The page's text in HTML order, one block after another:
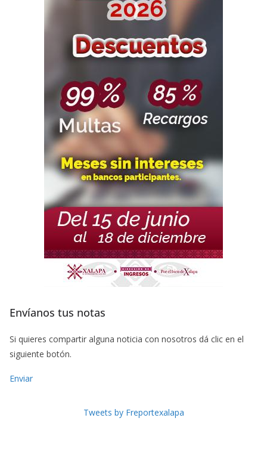
Envíanos tus notas
Si quieres compartir alguna noticia con nosotros dá clic en el
siguiente botón.
Enviar
Tweets by Freportexalapa